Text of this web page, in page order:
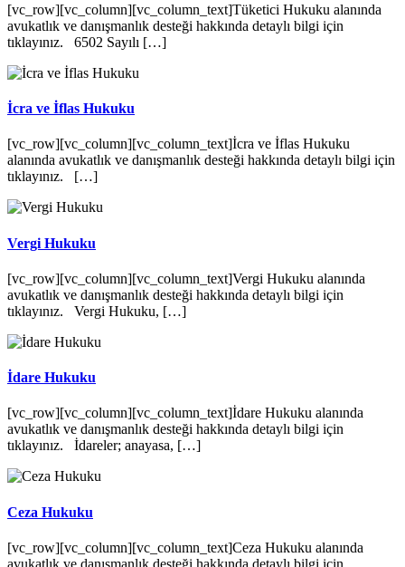
[vc_row][vc_column][vc_column_text]Tüketici Hukuku alanında
avukatlık ve danışmanlık desteği hakkında detaylı bilgi için
tıklayınız. 6502 Sayılı […]
İcra ve İflas Hukuku
[vc_row][vc_column][vc_column_text]İcra ve İflas Hukuku
alanında avukatlık ve danışmanlık desteği hakkında detaylı bilgi için
tıklayınız. […]
Vergi Hukuku
[vc_row][vc_column][vc_column_text]Vergi Hukuku alanında
avukatlık ve danışmanlık desteği hakkında detaylı bilgi için
tıklayınız. Vergi Hukuku, […]
İdare Hukuku
[vc_row][vc_column][vc_column_text]İdare Hukuku alanında
avukatlık ve danışmanlık desteği hakkında detaylı bilgi için
tıklayınız. İdareler; anayasa, […]
Ceza Hukuku
[vc_row][vc_column][vc_column_text]Ceza Hukuku alanında
avukatlık ve danışmanlık desteği hakkında detaylı bilgi için